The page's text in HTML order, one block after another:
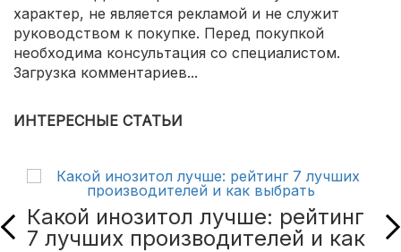
характер, не является рекламой и не служит
руководством к покупке. Перед покупкой
необходима консультация со специалистом.
Загрузка комментариев...
ИНТЕРЕСНЫЕ СТАТЬИ
Какой инозитол лучше: рейтинг
7 лучших производителей и как